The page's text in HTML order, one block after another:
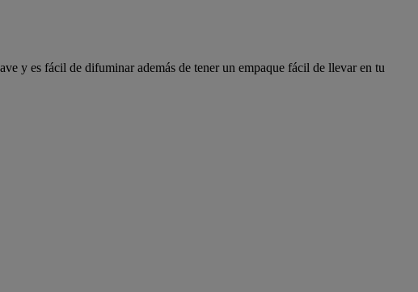
y es fácil de difuminar además de tener un empaque fácil de llevar en tu